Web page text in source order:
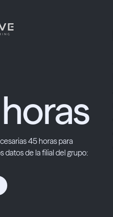
45 horas para
datos de la filial del grupo: